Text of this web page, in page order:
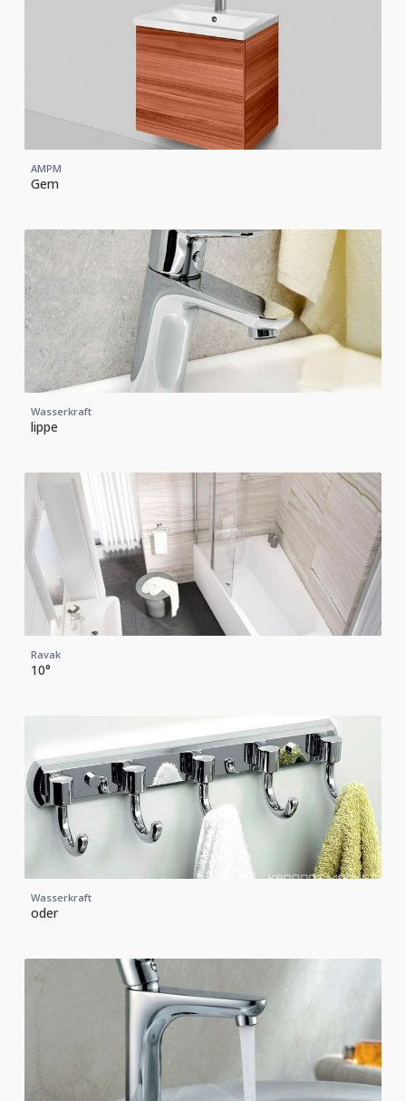
AMPM
Gem
Wasserkraft
lippe
Ravak
10°
Wasserkraft
oder